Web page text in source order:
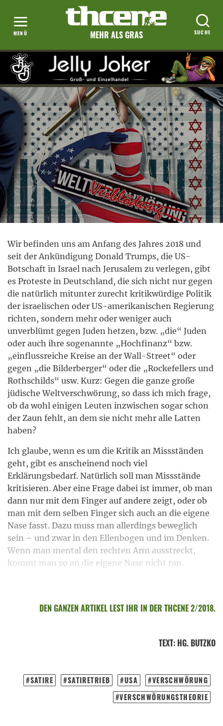
MEHR ALS GRAS
Wir befinden uns am Anfang des Jahres 2018 und
seit der Ankündigung Donald Trumps, die US-
Botschaft in Israel nach Jerusalem zu verlegen, gibt
es Proteste in Deutschland, die sich nicht nur gegen
die natürlich mitunter zurecht kritikwürdige Politik
der israelischen oder US-amerikanischen Regierung
richten, sondern mehr oder weniger auch
unverblümt gegen Juden hetzen, bzw. „die“ Juden
oder auch ihre sogenannte „Hochfinanz“ bzw.
„einflussreiche Kreise an der Wall-Street“ oder
gegen „die Bilderberger“ oder die „Rockefellers und
Rothschilds“ usw. Kurz: Gegen die ganze große
jüdische Weltverschwörung, so dass ich mich frage,
ob da wohl einigen Leuten inzwischen sogar schon
der Zaun fehlt, an dem sie nicht mehr alle Latten
haben?
Ich glaube, wenn es um die Kritik an Missständen
geht, gibt es anscheinend noch viel
Erklärungsbedarf. Natürlich soll man Missstände
kritisieren. Aber eine Frage dabei ist immer, ob man
dann nur mit dem Finger auf andere zeigt, oder ob
man mit dem selben Finger sich auch an die eigene
Nase fasst. Dazu muss man allerdings beweglich
sein – und zwar in den Ellenbogen und im Denken.
Wenn man mental den rechten Arm ausstreckt,
kommt man so an die eigene Nase nicht ran.
DEN GANZEN ARTIKEL LEST IHR IN DER THCENE 2/2018.
TEXT: HG. BUTZKO
SATIRE SATIRETRIEB USA
VERSCHWÖRUNG
VERSCHWÖRUNGSTHEORIE